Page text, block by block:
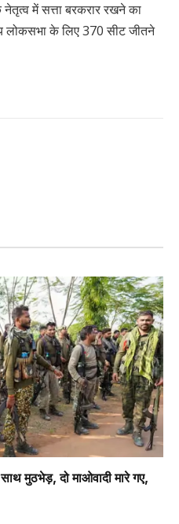
नेतृत्व में सत्ता बरकरार रखने का
लोकसभा के लिए 370 सीट जीतने
मुठभेड़, दो माओवादी मारे गए,